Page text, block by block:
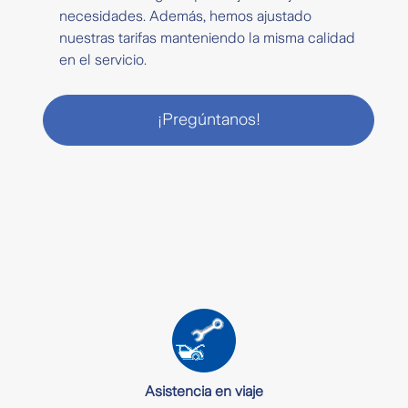
necesidades. Además, hemos ajustado
nuestras tarifas manteniendo la misma calidad
en el servicio.
¡Pregúntanos!
Asistencia en viaje